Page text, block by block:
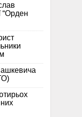
“Орден